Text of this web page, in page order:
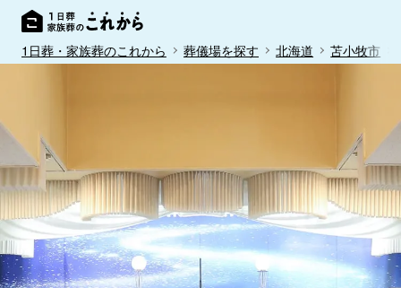
1日葬・家族葬のこれから 葬儀場を探す 北海道 苫小牧市